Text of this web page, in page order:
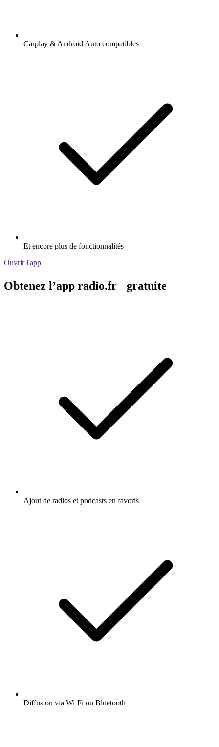
Carplay & Android Auto compatibles
Et encore plus de fonctionnalités
Ouvrir l'app
Obtenez l’app radio.fr gratuite
Ajout de radios et podcasts en favoris
Diffusion via Wi-Fi ou Bluetooth